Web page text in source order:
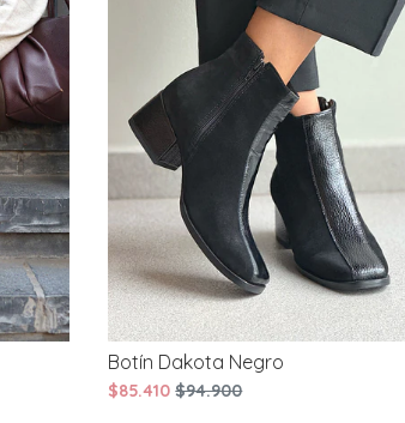
Botín Dakota Negro
$85.410 $94.900